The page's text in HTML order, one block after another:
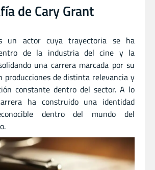
de Cary Grant
un actor cuya trayectoria se ha
de la industria del cine y la
una carrera marcada por su
producciones de distinta relevancia y
constante dentro del sector. A lo
ha construido una identidad
dentro del mundo del